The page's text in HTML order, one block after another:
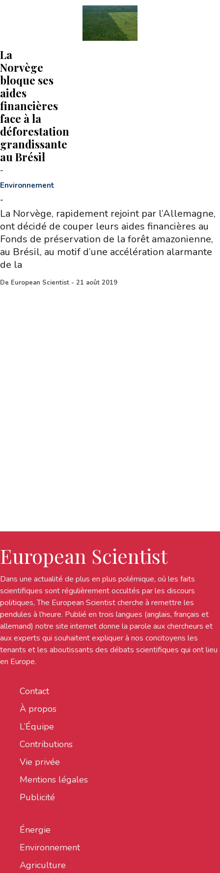
La
Norvège
bloque ses
aides
financières
face à la
déforestation
grandissante
au Brésil
-
Environnement
-
La Norvège, rapidement rejoint par l’Allemagne,
ont décidé de couper leurs aides financières au
Fonds de préservation de la forêt amazonienne,
au Brésil, au motif d’une accélération alarmante
de la
De European Scientist - 21 août 2019
European Scientist
Dans une actualité de plus en plus polémique, où les faits
scientifiques sont régulièrement occultés par les discours
politiques, The European Scientist cherche à remettre les
pendules à l’heure. Publié en trois langues (anglais, français et
allemand) notre site internet donne la parole aux chercheurs et
aux experts qui souhaitent expliquer à nos concitoyens les
tenants et les aboutissants des débats scientifiques qui ont lieu
en Europe.
Contact
À propos
L’Équipe
Contributions
Vie privée
Mentions légales
Publicité
Énergie
Environnement
Agriculture